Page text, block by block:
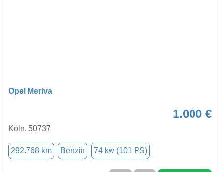
Opel Meriva
1.000 €
Köln, 50737
292.768 km Benzin 74 kw (101 PS)